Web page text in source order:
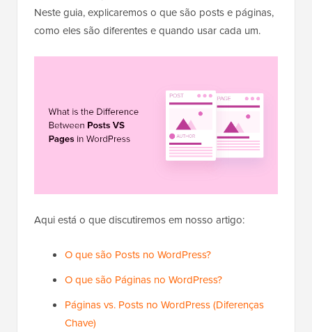
Neste guia, explicaremos o que são posts e páginas,
como eles são diferentes e quando usar cada um.
Aqui está o que discutiremos em nosso artigo:
O que são Posts no WordPress?
O que são Páginas no WordPress?
Páginas vs. Posts no WordPress (Diferenças
Chave)